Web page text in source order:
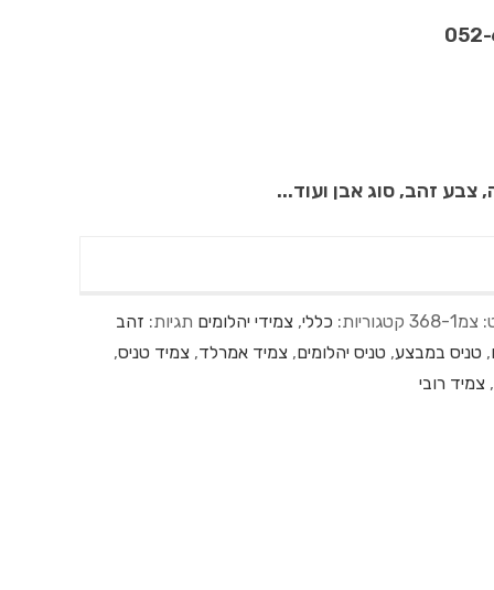
צבע זהב, סוג אבן ועוד...
צמ368-1 קטגוריות: כללי, צמידי יהלומים תגיות: זהב
, טניס במבצע, טניס יהלומים, צמיד אמרלד, צמיד טניס,
, צמיד רובי